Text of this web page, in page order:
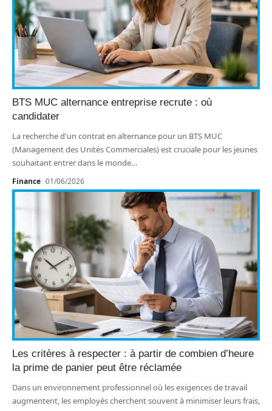
BTS MUC alternance entreprise recrute : où
candidater
La recherche d'un contrat en alternance pour un BTS MUC
(Management des Unités Commerciales) est cruciale pour les jeunes
souhaitant entrer dans le monde…
Finance 01/06/2026
Les critères à respecter : à partir de combien d’heure
la prime de panier peut être réclamée
Dans un environnement professionnel où les exigences de travail
augmentent, les employés cherchent souvent à minimiser leurs frais,